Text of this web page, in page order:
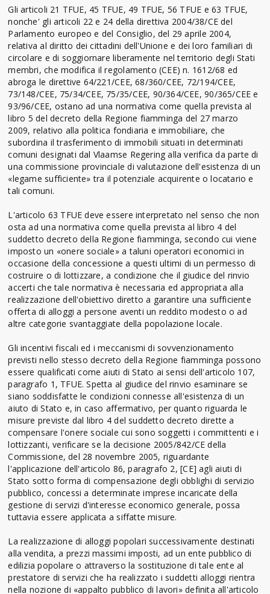
Gli articoli 21 TFUE, 45 TFUE, 49 TFUE, 56 TFUE e 63 TFUE,
nonche' gli articoli 22 e 24 della direttiva 2004/38/CE del
Parlamento europeo e del Consiglio, del 29 aprile 2004,
relativa al diritto dei cittadini dell'Unione e dei loro familiari di
circolare e di soggiornare liberamente nel territorio degli Stati
membri, che modifica il regolamento (CEE) n. 1612/68 ed
abroga le direttive 64/221/CEE, 68/360/CEE, 72/194/CEE,
73/148/CEE, 75/34/CEE, 75/35/CEE, 90/364/CEE, 90/365/CEE e
93/96/CEE, ostano ad una normativa come quella prevista al
libro 5 del decreto della Regione fiamminga del 27 marzo
2009, relativo alla politica fondiaria e immobiliare, che
subordina il trasferimento di immobili situati in determinati
comuni designati dal Vlaamse Regering alla verifica da parte di
una commissione provinciale di valutazione dell'esistenza di un
«legame sufficiente» tra il potenziale acquirente o locatario e
tali comuni.
L'articolo 63 TFUE deve essere interpretato nel senso che non
osta ad una normativa come quella prevista al libro 4 del
suddetto decreto della Regione fiamminga, secondo cui viene
imposto un «onere sociale» a taluni operatori economici in
occasione della concessione a questi ultimi di un permesso di
costruire o di lottizzare, a condizione che il giudice del rinvio
accerti che tale normativa è necessaria ed appropriata alla
realizzazione dell'obiettivo diretto a garantire una sufficiente
offerta di alloggi a persone aventi un reddito modesto o ad
altre categorie svantaggiate della popolazione locale.
Gli incentivi fiscali ed i meccanismi di sovvenzionamento
previsti nello stesso decreto della Regione fiamminga possono
essere qualificati come aiuti di Stato ai sensi dell'articolo 107,
paragrafo 1, TFUE. Spetta al giudice del rinvio esaminare se
siano soddisfatte le condizioni connesse all'esistenza di un
aiuto di Stato e, in caso affermativo, per quanto riguarda le
misure previste dal libro 4 del suddetto decreto dirette a
compensare l'onere sociale cui sono soggetti i committenti e i
lottizzanti, verificare se la decisione 2005/842/CE della
Commissione, del 28 novembre 2005, riguardante
l'applicazione dell'articolo 86, paragrafo 2, [CE] agli aiuti di
Stato sotto forma di compensazione degli obblighi di servizio
pubblico, concessi a determinate imprese incaricate della
gestione di servizi d'interesse economico generale, possa
tuttavia essere applicata a siffatte misure.
La realizzazione di alloggi popolari successivamente destinati
alla vendita, a prezzi massimi imposti, ad un ente pubblico di
edilizia popolare o attraverso la sostituzione di tale ente al
prestatore di servizi che ha realizzato i suddetti alloggi rientra
nella nozione di «appalto pubblico di lavori» definita all'articolo